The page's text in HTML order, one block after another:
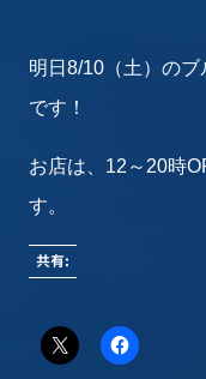
明日8/10（土）の
です！
お店は、12～20時
す。
共有: